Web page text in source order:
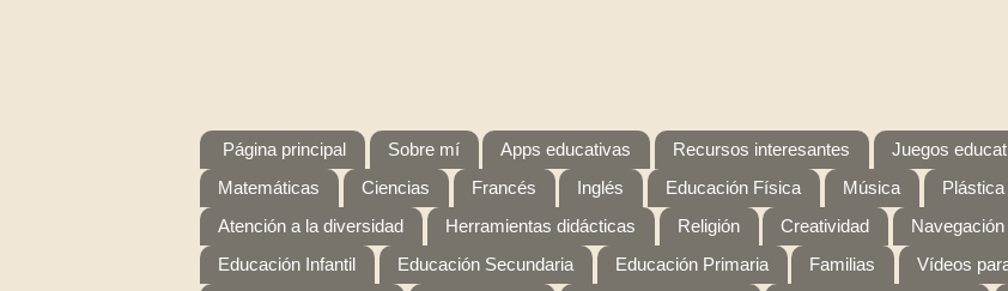
Página principal Sobre mí Apps educativas Recursos interesantes Juegos
Matemáticas
Ciencias Francés Inglés Educación Física Música Plástica
Atención a la diversidad
Herramientas didácticas Religión Creatividad
Educación Infantil
Educación Secundaria Educación Primaria Familias Vídeos